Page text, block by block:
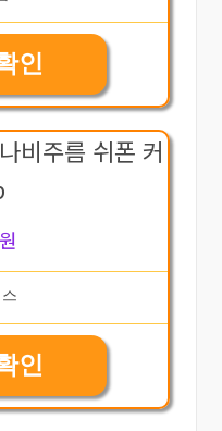
인
비주름 쉬폰 커
인